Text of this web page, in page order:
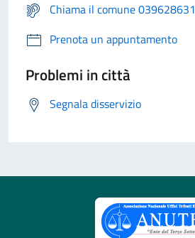
Chiama il comune 039628631
Prenota un appuntamento
Problemi in città
Segnala disservizio